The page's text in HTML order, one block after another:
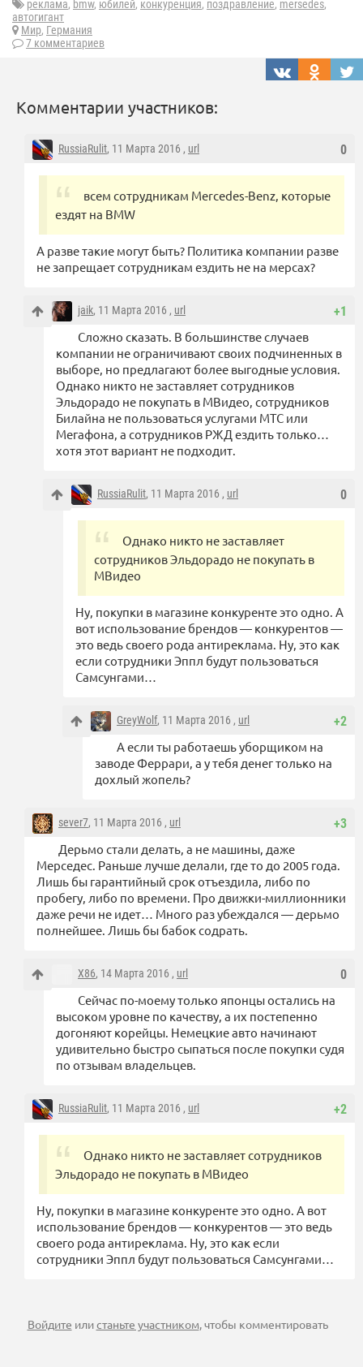
реклама, bmw, юбилей, конкуренция, поздравление, mersedes,
автогигант
Мир, Германия
7 комментариев
Комментарии участников:
0
RussiaRulit, 11 Марта 2016 , url
всем сотрудникам Mercedes-Benz, которые
ездят на BMW
А разве такие могут быть? Политика компании разве
не запрещает сотрудникам ездить не на мерсах?
+1
jaik, 11 Марта 2016 , url
Сложно сказать. В большинстве случаев
компании не ограничивают своих подчиненных в
выборе, но предлагают более выгодные условия.
Однако никто не заставляет сотрудников
Эльдорадо не покупать в МВидео, сотрудников
Билайна не пользоваться услугами МТС или
Мегафона, а сотрудников РЖД ездить только…
хотя этот вариант не подходит.
0
RussiaRulit, 11 Марта 2016 , url
Однако никто не заставляет
сотрудников Эльдорадо не покупать в
МВидео
Ну, покупки в магазине конкуренте это одно. А
вот использование брендов — конкурентов —
это ведь своего рода антиреклама. Ну, это как
если сотрудники Эппл будут пользоваться
Самсунгами…
+2
GreyWolf, 11 Марта 2016 , url
А если ты работаешь уборщиком на
заводе Феррари, а у тебя денег только на
дохлый жопель?
+3
sever7, 11 Марта 2016 , url
Дерьмо стали делать, а не машины, даже
Мерседес. Раньше лучше делали, где то до 2005 года.
Лишь бы гарантийный срок отъездила, либо по
пробегу, либо по времени. Про движки-миллионники
даже речи не идет… Много раз убеждался — дерьмо
полнейшее. Лишь бы бабок содрать.
0
X86, 14 Марта 2016 , url
Сейчас по-моему только японцы остались на
высоком уровне по качеству, а их постепенно
догоняют корейцы. Немецкие авто начинают
удивительно быстро сыпаться после покупки судя
по отзывам владельцев.
+2
RussiaRulit, 11 Марта 2016 , url
Однако никто не заставляет сотрудников
Эльдорадо не покупать в МВидео
Ну, покупки в магазине конкуренте это одно. А вот
использование брендов — конкурентов — это ведь
своего рода антиреклама. Ну, это как если
сотрудники Эппл будут пользоваться Самсунгами…
Войдите илистаньте участником, чтобы комментировать